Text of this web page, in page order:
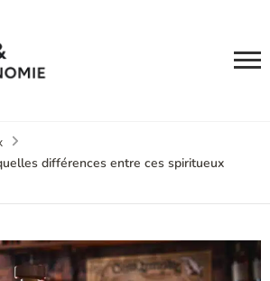
différences entre ces spiritueux